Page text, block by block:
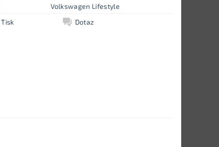
Volkswagen Lifestyle
Tisk
Dotaz